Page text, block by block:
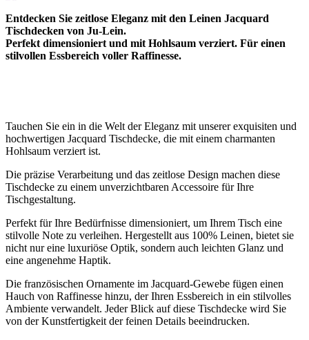
Entdecken Sie zeitlose Eleganz mit den Leinen Jacquard
Tischdecken von Ju-Lein.
Perfekt dimensioniert und mit Hohlsaum verziert. Für einen
stilvollen Essbereich voller Raffinesse.
Tauchen Sie ein in die Welt der Eleganz mit unserer exquisiten und
hochwertigen Jacquard Tischdecke, die mit einem charmanten
Hohlsaum verziert ist.
Die präzise Verarbeitung und das zeitlose Design machen diese
Tischdecke zu einem unverzichtbaren Accessoire für Ihre
Tischgestaltung.
Perfekt für Ihre Bedürfnisse dimensioniert, um Ihrem Tisch eine
stilvolle Note zu verleihen. Hergestellt aus 100% Leinen, bietet sie
nicht nur eine luxuriöse Optik, sondern auch leichten Glanz und
eine angenehme Haptik.
Die französischen Ornamente im Jacquard-Gewebe fügen einen
Hauch von Raffinesse hinzu, der Ihren Essbereich in ein stilvolles
Ambiente verwandelt. Jeder Blick auf diese Tischdecke wird Sie
von der Kunstfertigkeit der feinen Details beeindrucken.